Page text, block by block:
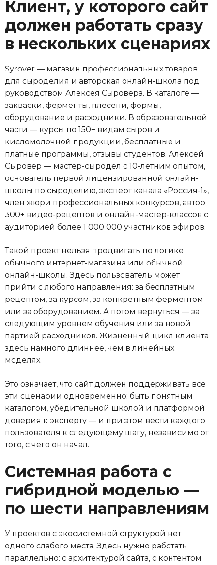
Клиент, у которого сайт
должен работать сразу
в нескольких сценариях
Syrover — магазин профессиональных товаров
для сыроделия и авторская онлайн-школа под
руководством Алексея Сыровера. В каталоге —
закваски, ферменты, плесени, формы,
оборудование и расходники. В образовательной
части — курсы по 150+ видам сыров и
кисломолочной продукции, бесплатные и
платные программы, отзывы студентов. Алексей
Сыровер — мастер-сыродел с 10-летним опытом,
основатель первой лицензированной онлайн-
школы по сыроделию, эксперт канала «Россия-1»,
член жюри профессиональных конкурсов, автор
300+ видео-рецептов и онлайн-мастер-классов с
аудиторией более 1 000 000 участников эфиров.
Такой проект нельзя продвигать по логике
обычного интернет-магазина или обычной
онлайн-школы. Здесь пользователь может
прийти с любого направления: за бесплатным
рецептом, за курсом, за конкретным ферментом
или за оборудованием. А потом вернуться — за
следующим уровнем обучения или за новой
партией расходников. Жизненный цикл клиента
здесь намного длиннее, чем в линейных
моделях.
Это означает, что сайт должен поддерживать все
эти сценарии одновременно: быть понятным
каталогом, убедительной школой и платформой
доверия к эксперту — и при этом вести каждого
пользователя к следующему шагу, независимо от
того, с чего он начал.
Системная работа с
гибридной моделью —
по шести направлениям
У проектов с экосистемной структурой нет
одного слабого места. Здесь нужно работать
параллельно: с архитектурой сайта, с контентом